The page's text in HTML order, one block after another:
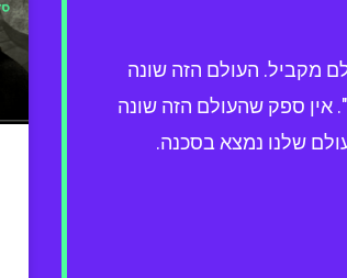
מקביל. העולם הזה שונה
אין ספק שהעולם הזה שונה
שלנו נמצא בסכנה.